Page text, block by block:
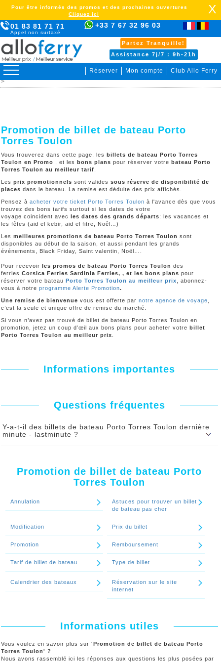
01 83 81 71 71
Appel non surtaxé
+33 7 67 32 96 03
Partez Tranquille!
Assistance 7j/7 : 9h-21h
Réserver Mon compte Club Allo Ferry
Pour être informés des promos et des prochaines ouvertures
Cliquez ici
X
> Porto Torres Toulon > Billet de bateau > Promotion
>
Promotion de billet de bateau Porto
Torres Toulon
Vous trouverez dans cette page, les billets de bateau Porto Torres
Toulon en Promo
, et les bons plans pour réserver votre bateau Porto
Torres Toulon au meilleur tarif
Les prix promotionnels sont valides sous réserve de disponibilité de
places dans le bateau. La remise est déduite des prix affichés.
Pensez à acheter votre ticket Porto Torres Toulon à l'avance dès que vous
trouvez des bons tarifs surtout si les dates de votre
voyage coincident avec les dates des grands départs: les vacances et
les fêtes (aid el kebir, aid el fitre, Noêl…)
Les meilleures promotions de bateau Porto Torres Toulon sont
disponibles au début de la saison, et aussi pendant les grands
événements, Black Friday, Saint valentin, Noël….
Pour recevoir les promos de bateau Porto Torres Toulon des
ferries Corsica Ferries Sardinia Ferries, , et les bons plans pour
réserver votre bateau Porto Torres Toulon au meilleur prix , abonnez-
vous à notre programme Alerte Promotion.
Une remise de bienvenue vous est offerte par notre agence de voyage
c’est la seule et unique offre de remise du marché.
Si vous n’avez pas trouvé de billet de bateau Porto Torres Toulon en
promotion, jetez un coup d’œil aux bons plans pour acheter votre billet
Porto Torres Toulon au meilleur prix
Informations importantes
Questions fréquentes
Y-a-t-il des billets de bateau Porto Torres Toulon dernière
minute - lastminute ?
Continuer le spécial 'Y-a-t-il des billets de bateau Porto Torres
Promotion de billet de bateau Porto
Torres Toulon
Annulation
Astuces pour trouver un billet
de bateau pas cher
Modification Prix du billet
Promotion Remboursement
Tarif de billet de bateau Type de billet
Calendrier des bateaux
Réservation sur le site
internet
Informations utiles
Vous voulez en savoir plus sur 'Promotion de billet de bateau Porto
Torres Toulon' ?
Nous avons rassemblé ici les réponses aux questions les plus posées par